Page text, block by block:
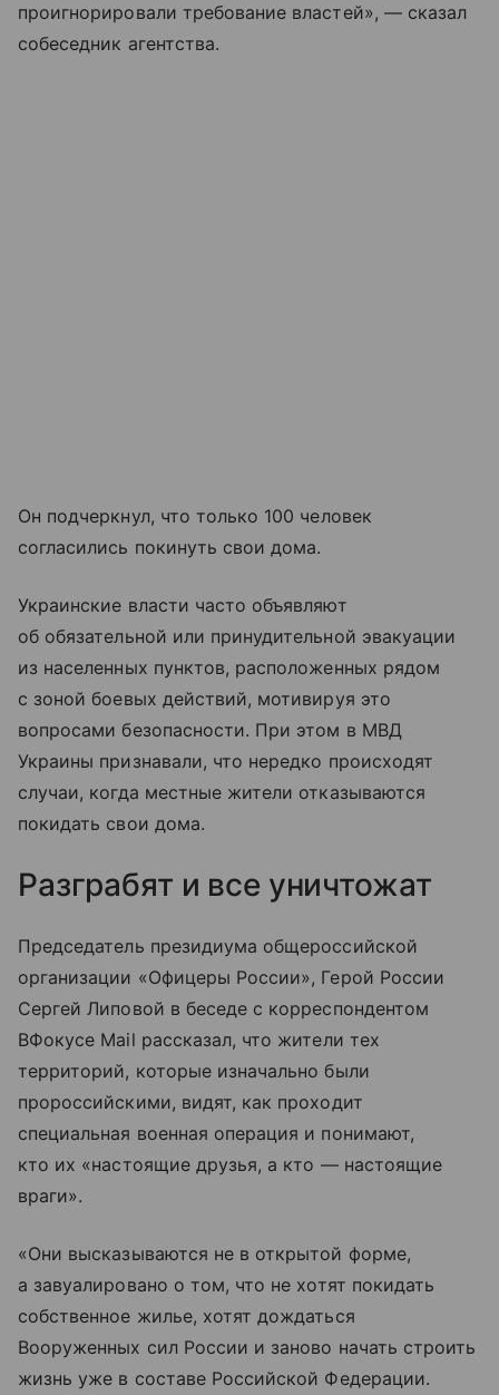
проигнорировали требование властей», — сказал
собеседник агентства.
Он подчеркнул, что только 100 человек
согласились покинуть свои дома.
Украинские власти часто объявляют
об обязательной или принудительной эвакуации
из населенных пунктов, расположенных рядом
с зоной боевых действий, мотивируя это
вопросами безопасности. При этом в МВД
Украины признавали, что нередко происходят
случаи, когда местные жители отказываются
покидать свои дома.
Разграбят и все уничтожат
Председатель президиума общероссийской
организации «Офицеры России», Герой России
Сергей Липовой в беседе с корреспондентом
ВФокусе Mail рассказал, что жители тех
территорий, которые изначально были
пророссийскими, видят, как проходит
специальная военная операция и понимают,
кто их «настоящие друзья, а кто — настоящие
враги».
«Они высказываются не в открытой форме,
а завуалировано о том, что не хотят покидать
собственное жилье, хотят дождаться
Вооруженных сил России и заново начать строить
жизнь уже в составе Российской Федерации.